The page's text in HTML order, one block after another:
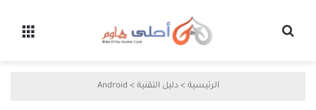
الرئيسية > دليل التقنية >
Android